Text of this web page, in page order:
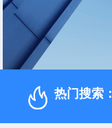
热门搜索：